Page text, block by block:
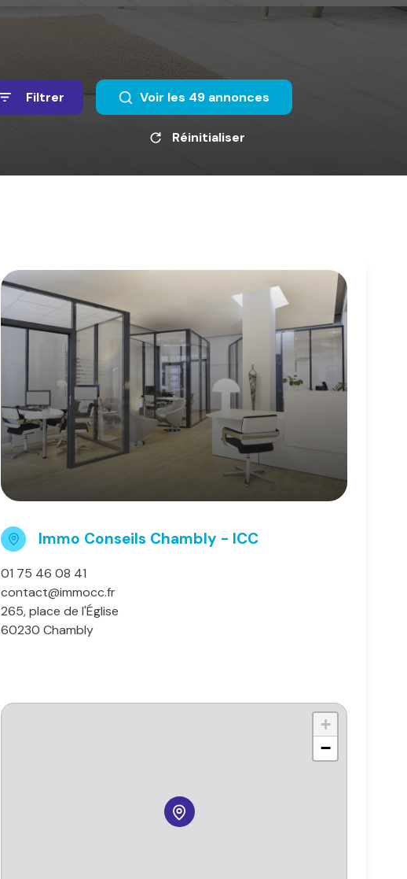
Filtrer Voir les 49annonces
Réinitialiser
Immo Conseils Chambly - ICC
01 75 46 08 41
contact@immocc.fr
265, place de l'Église
60230 Chambly
+
−